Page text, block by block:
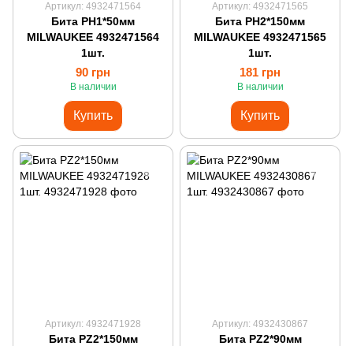
Артикул: 4932471564
Бита PH1*50мм
MILWAUKEE 4932471564
1шт.
90 грн
В наличии
Купить
Артикул: 4932471565
Бита PH2*150мм
MILWAUKEE 4932471565
1шт.
181 грн
В наличии
Купить
Артикул: 4932471928
Бита PZ2*150мм
Артикул: 4932430867
Бита PZ2*90мм